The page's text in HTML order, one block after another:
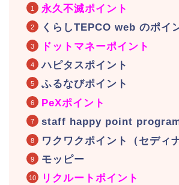
永久不滅ポイント
くらしTEPCO web のポイ
ドットマネーポイント
ハピタスポイント
ふるなびポイント
PeXポイント
staff happy point
ワクワクポイント（セディ
モッピー
リクルートポイント